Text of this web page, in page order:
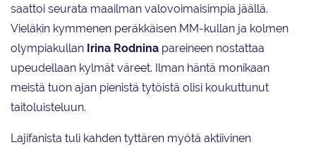
saattoi seurata maailman valovoimaisimpia jäällä.
Vieläkin kymmenen peräkkäisen MM-kullan ja kolmen
olympiakullan Irina Rodnina pareineen nostattaa
upeudellaan kylmät väreet. Ilman häntä monikaan
meistä tuon ajan pienistä tytöistä olisi koukuttunut
taitoluisteluun.
Lajifanista tuli kahden tyttären myötä aktiivinen